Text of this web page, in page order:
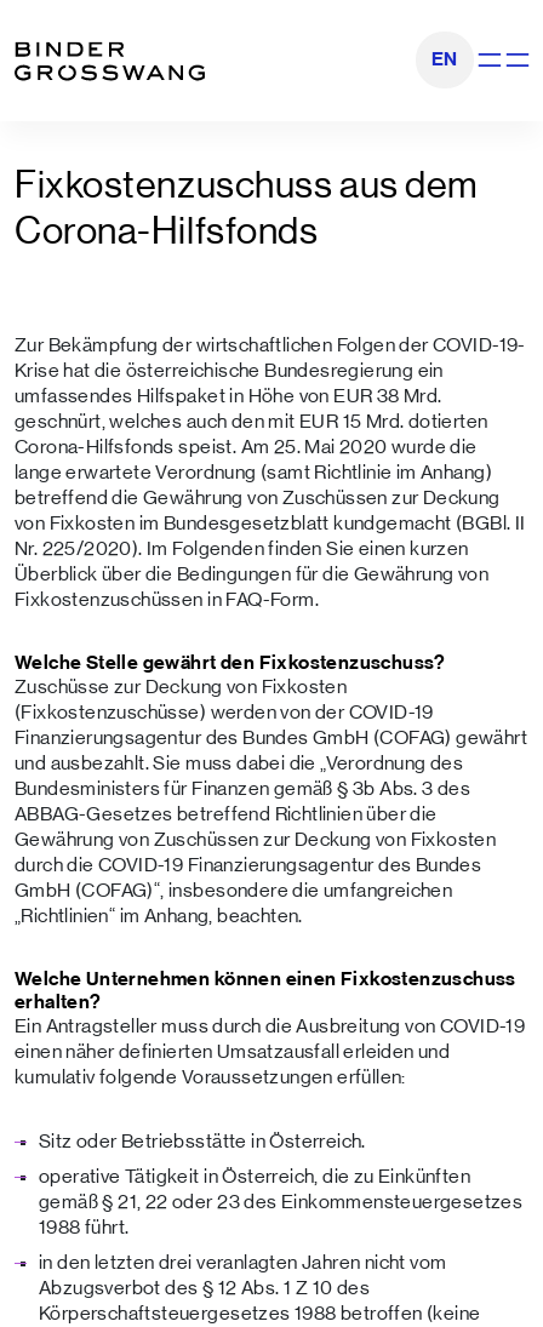
EN
Fixkostenzuschuss aus dem
Corona-Hilfsfonds
Zur Bekämpfung der wirtschaftlichen Folgen der COVID-19-
Krise hat die österreichische Bundesregierung ein
umfassendes Hilfspaket in Höhe von EUR 38 Mrd.
geschnürt, welches auch den mit EUR 15 Mrd. dotierten
Corona-Hilfsfonds speist. Am 25. Mai 2020 wurde die
lange erwartete Verordnung (samt Richtlinie im Anhang)
betreffend die Gewährung von Zuschüssen zur Deckung
von Fixkosten im Bundesgesetzblatt kundgemacht (BGBl. II
Nr. 225/2020). Im Folgenden finden Sie einen kurzen
Überblick über die Bedingungen für die Gewährung von
Fixkostenzuschüssen in FAQ-Form.
Welche Stelle gewährt den Fixkostenzuschuss?
Zuschüsse zur Deckung von Fixkosten
(Fixkostenzuschüsse) werden von der COVID-19
Finanzierungsagentur des Bundes GmbH (COFAG) gewährt
und ausbezahlt. Sie muss dabei die „Verordnung des
Bundesministers für Finanzen gemäß § 3b Abs. 3 des
ABBAG-Gesetzes betreffend Richtlinien über die
Gewährung von Zuschüssen zur Deckung von Fixkosten
durch die COVID-19 Finanzierungsagentur des Bundes
GmbH (COFAG)“, insbesondere die umfangreichen
„Richtlinien“ im Anhang, beachten.
Welche Unternehmen können einen Fixkostenzuschuss
erhalten?
Ein Antragsteller muss durch die Ausbreitung von COVID-19
einen näher definierten Umsatzausfall erleiden und
kumulativ folgende Voraussetzungen erfüllen:
Sitz oder Betriebsstätte in Österreich.
operative Tätigkeit in Österreich, die zu Einkünften
gemäß § 21, 22 oder 23 des Einkommensteuergesetzes
1988 führt.
in den letzten drei veranlagten Jahren nicht vom
Abzugsverbot des § 12 Abs. 1 Z 10 des
Körperschaftsteuergesetzes 1988 betroffen (keine